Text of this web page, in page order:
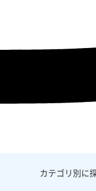
カテゴリ別に